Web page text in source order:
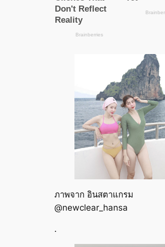
ภาพจาก อินสตาแกรม
@newclear_hansa
.